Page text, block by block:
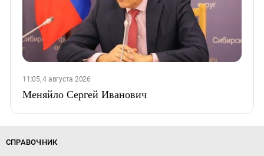
11:05, 4 августа 2026
Меняйло Сергей Иванович
СПРАВОЧНИК